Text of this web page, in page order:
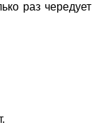
раз чередует